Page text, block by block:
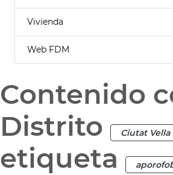
Vivienda
Web FDM
Contenido
Distrito
Ciutat Vella
etiqueta